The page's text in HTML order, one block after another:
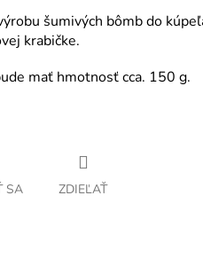
šumivých bômb do
krabičke.
mať hmotnosť cca. 150 g.
SA ZDIEĽAŤ